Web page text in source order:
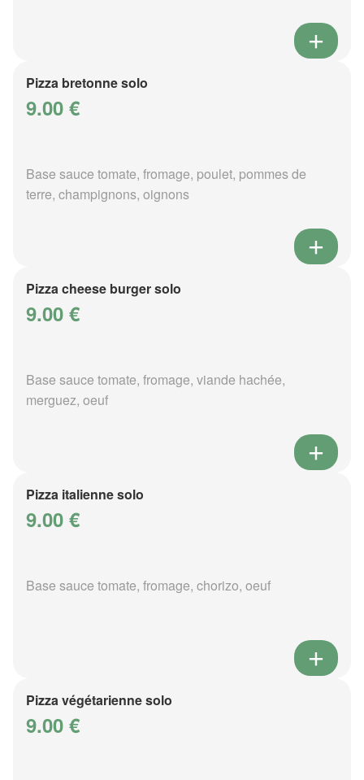
Pizza bretonne solo
9.00 €
Base sauce tomate, fromage, poulet, pommes de
terre, champignons, oignons
Pizza cheese burger solo
9.00 €
Base sauce tomate, fromage, viande hachée,
merguez, oeuf
Pizza italienne solo
9.00 €
Base sauce tomate, fromage, chorizo, oeuf
Pizza végétarienne solo
9.00 €